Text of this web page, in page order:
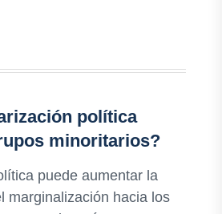
política
minoritarios?
puede aumentar la
marginalización hacia los